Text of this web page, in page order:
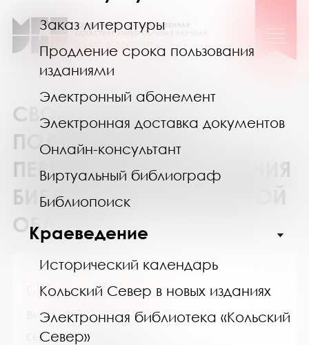
Заказ литературы
Продление срока пользования
изданиями
Электронный абонемент
Электронная доставка документов
Онлайн-консультант
Виртуальный библиограф
Библиопоиск
Краеведение
Исторический календарь
Кольский Север в новых изданиях
Электронная библиотека «Кольский
Север»
СВОДНЫЙ КАТАЛОГ
ПОДПИСКИ НА
ПЕРИОДИЧЕСКИЕ ИЗДАНИЯ
БИБЛИОТЕК МУРМАНСКОЙ
ОБЛАСТИ
GEOленок / ГЕОленок
Выпуск №9 от 2017 года
Сведения о держателях